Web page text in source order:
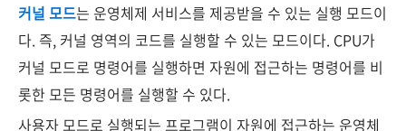
커널 모드는 운영체제 서비스를 제공받을 수 있는 실행 모드이
다. 즉, 커널 영역의 코드를 실행할 수 있는 모드이다. CPU가
커널 모드로 명령어를 실행하면 자원에 접근하는 명령어를 비
롯한 모든 명령어를 실행할 수 있다.
사용자 모드로 실행되는 프로그램이 자원에 접근하는 운영체